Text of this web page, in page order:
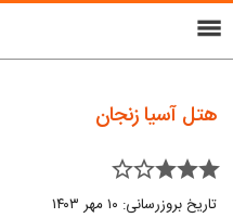
menu
هتل آسیا زنجان
star_border star_border star star star
تاریخ بروزرسانی: ۱۰ مهر ۱۴۰۳